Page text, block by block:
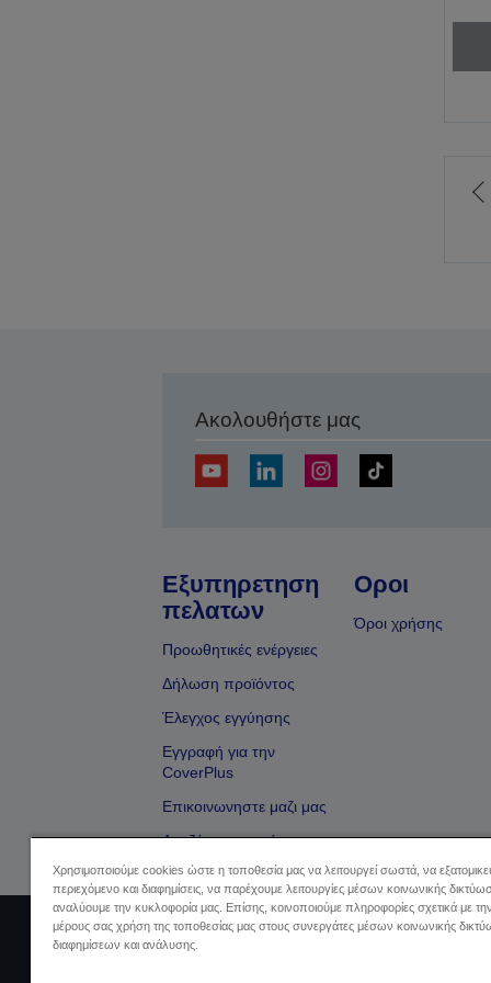
Ακολουθήστε μας
Εξυπηρετηση
πελατων
Προωθητικές ενέργειες
Δήλωση προϊόντος
Έλεγχος εγγύησης
Εγγραφή για την
CoverPlus
Επικοινωνηστε μαζι μας
Αναζήτηση εμπόρου
Οροι
Όροι χρήσης
Sellers Identification
Δήλωση
Χρησιμοποιούμε cookies ώστε η τοποθεσία μας να λειτουργεί σωστά, να
περιεχόμενο και διαφημίσεις, να παρέχουμε λειτουργίες μέσων κοινωνικής
αναλύουμε την κυκλοφορία μας. Επίσης, κοινοποιούμε πληροφορίες σχετικά με
μέρους σας χρήση της τοποθεσίας μας στους συνεργάτες μέσων κοινωνικής
διαφημίσεων και ανάλυσης.